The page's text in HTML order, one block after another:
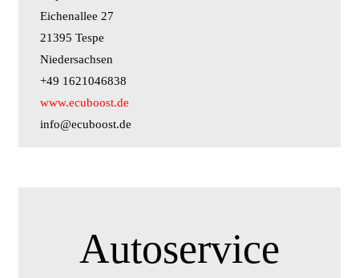
Eichenallee 27
21395 Tespe
Niedersachsen
+49 1621046838
www.ecuboost.de
info@ecuboost.de
Autoservice